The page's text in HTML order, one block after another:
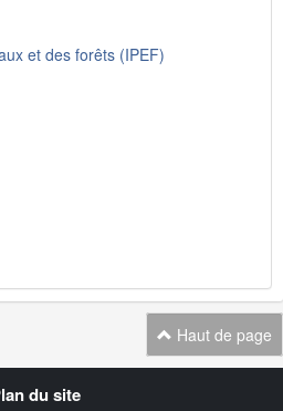
et des forêts (IPEF)
Haut de page
du site